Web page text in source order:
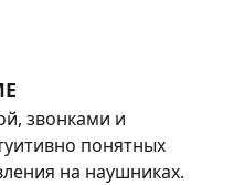
звонками и
понятных
на наушниках.